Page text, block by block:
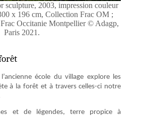
2003, impression couleur
x 196 cm, Collection Frac OM ;
Occitanie Montpellier © Adagp,
Paris 2021.
école du village explore les
à la forêt et à travers celles-ci notre
et de légendes, terre propice à